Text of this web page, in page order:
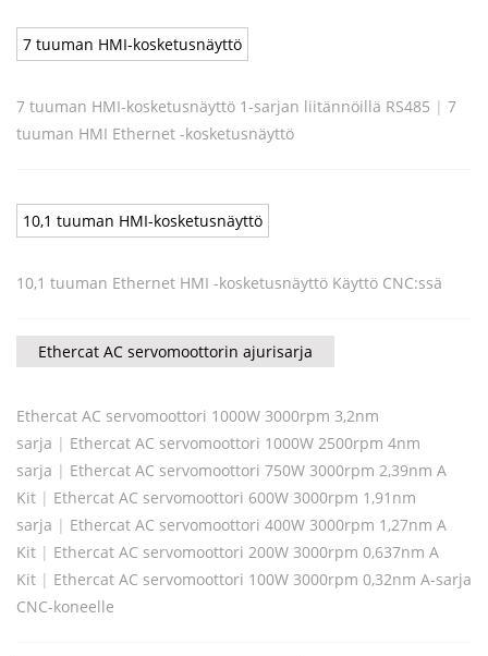
7 tuuman HMI-kosketusnäyttö
7 tuuman HMI-kosketusnäyttö 1-sarjan liitännöillä RS485 | 7
tuuman HMI Ethernet -kosketusnäyttö
10,1 tuuman HMI-kosketusnäyttö
10,1 tuuman Ethernet HMI -kosketusnäyttö Käyttö CNC:ssä
Ethercat AC servomoottorin ajurisarja
Ethercat AC servomoottori 1000W 3000rpm 3,2nm
sarja | Ethercat AC servomoottori 1000W 2500rpm 4nm
sarja | Ethercat AC servomoottori 750W 3000rpm 2,39nm A
Kit | Ethercat AC servomoottori 600W 3000rpm 1,91nm
sarja | Ethercat AC servomoottori 400W 3000rpm 1,27nm A
Kit | Ethercat AC servomoottori 200W 3000rpm 0,637nm A
Kit | Ethercat AC servomoottori 100W 3000rpm 0,32nm A-sarja
CNC-koneelle